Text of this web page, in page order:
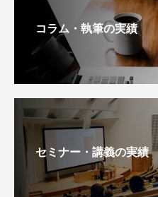
コラム・執筆の実績
セミナー・講義の実績